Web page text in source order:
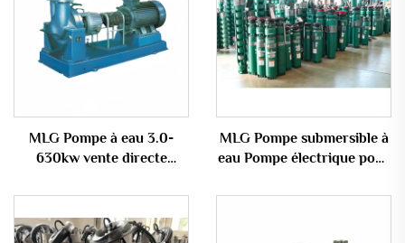
MLG Pompe à eau 3.0-
630kw vente directe
industrielle à haute
pression
MLG Pompe submersible à
eau Pompe électrique pour
eau de petite taille